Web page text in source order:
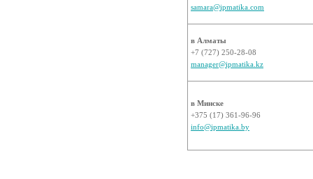
samara@ipmatika.com
в Алматы
+7 (727) 250-28-08
manager@ipmatika.kz
в Минске
+375 (17) 361-96-96
info@ipmatika.by